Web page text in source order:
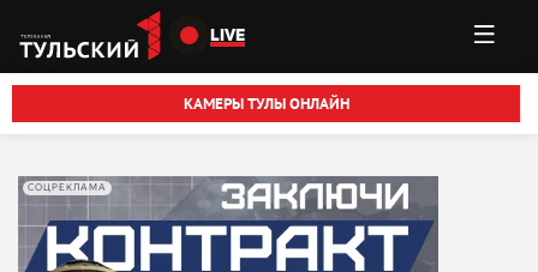
Перейти к основному содержанию
LIVE
КАМЕРЫ ТУЛЫ ОНЛАЙН
СОЦРЕКЛАМА